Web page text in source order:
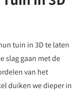
tuin in 3D te laten
slag gaan met de
van het
duiken we dieper in